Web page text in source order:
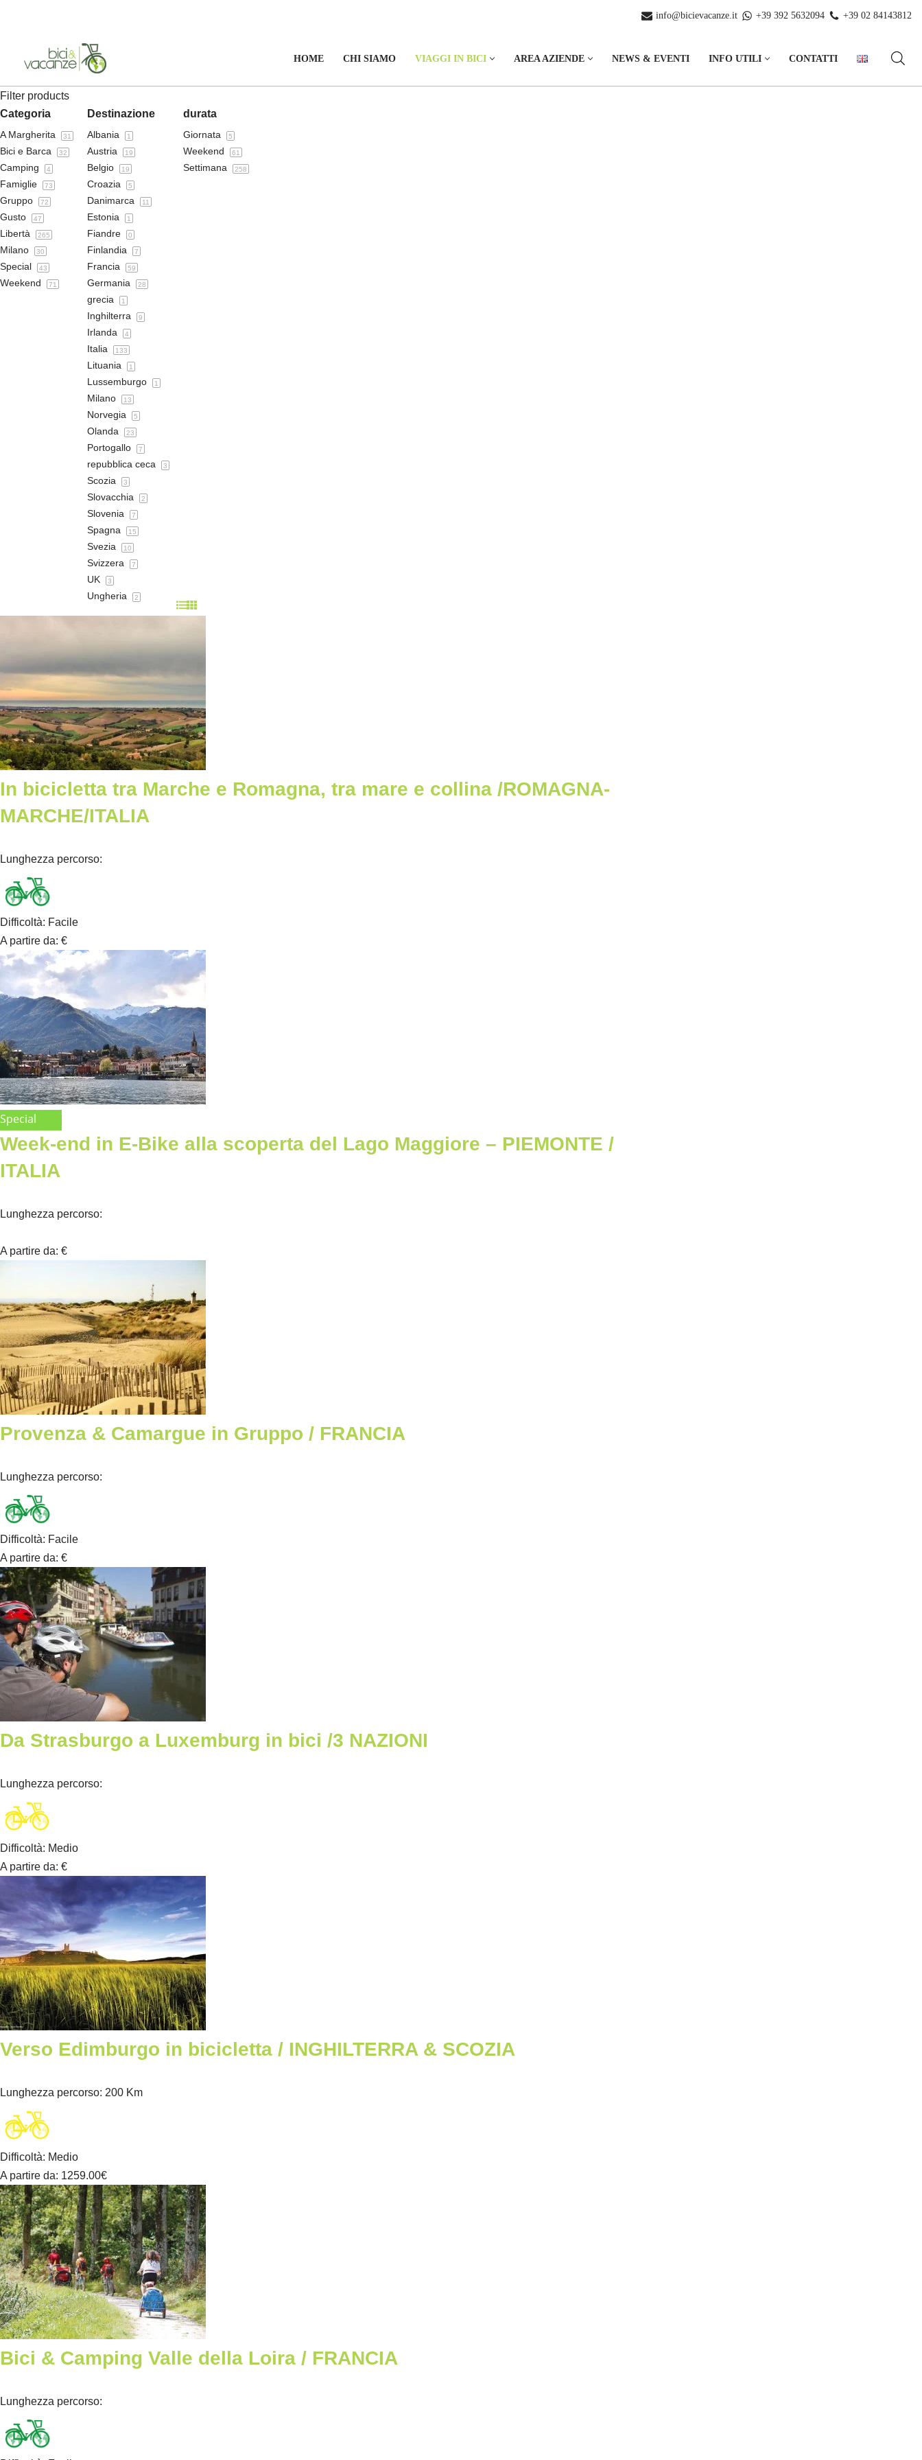
info@bicievacanze.it +39 392 5632094 +39 02 84143812
HOME CHI SIAMO VIAGGI IN BICI AREA AZIENDE NEWS & EVENTI INFO UTILI CONTATTI
Filter products
Categoria
A Margherita 31
Bici e Barca 32
Camping 4
Famiglie 73
Gruppo 72
Gusto 47
Libertà 265
Milano 30
Special 43
Weekend 71
Destinazione
Albania 1
Austria 19
Belgio 19
Croazia 5
Danimarca 11
Estonia 1
Fiandre 0
Finlandia 7
Francia 59
Germania 28
grecia 1
Inghilterra 9
Irlanda 4
Italia 133
Lituania 1
Lussemburgo 1
Milano 13
Norvegia 5
Olanda 23
Portogallo 7
repubblica ceca 3
Scozia 3
Slovacchia 2
Slovenia 7
Spagna 15
Svezia 10
Svizzera 7
UK 3
Ungheria 2
durata
Giornata 5
Weekend 61
Settimana 258
In bicicletta tra Marche e Romagna, tra mare e collina /ROMAGNA-
MARCHE/ITALIA
Lunghezza percorso:
Difficoltà: Facile
A partire da: €
Special
Week-end in E-Bike alla scoperta del Lago Maggiore – PIEMONTE /
ITALIA
Lunghezza percorso:
A partire da: €
Provenza & Camargue in Gruppo / FRANCIA
Lunghezza percorso:
Difficoltà: Facile
A partire da: €
Da Strasburgo a Luxemburg in bici /3 NAZIONI
Lunghezza percorso:
Difficoltà: Medio
A partire da: €
Verso Edimburgo in bicicletta / INGHILTERRA & SCOZIA
Lunghezza percorso: 200 Km
Difficoltà: Medio
A partire da: 1259.00€
Bici & Camping Valle della Loira / FRANCIA
Lunghezza percorso: